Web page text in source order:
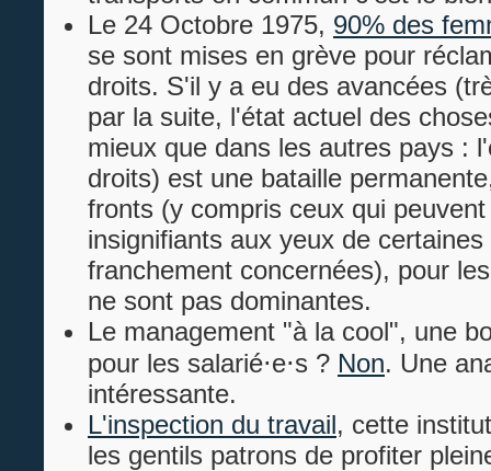
Le 24 Octobre 1975, 90% des
se sont mises en grève pour
droits. S'il y a eu des avancées
par la suite, l'état actuel des
mieux que dans les autres pays :
droits) est une bataille
fronts (y compris ceux qui
insignifiants aux yeux de
franchement concernées), pour
ne sont pas dominantes.
Le management "à la cool", une
pour les salarié⋅e⋅s ? Non. Une
intéressante.
L'inspection du travail, cette
les gentils patrons de profiter